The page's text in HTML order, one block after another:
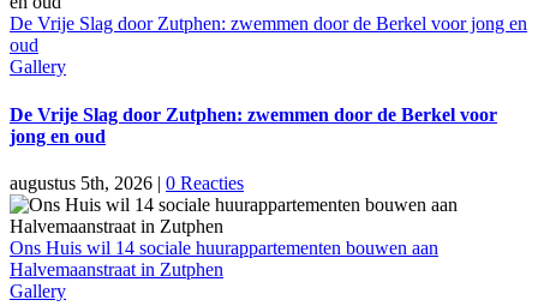
De Vrije Slag door Zutphen: zwemmen door de Berkel voor jong en
oud
Gallery
De Vrije Slag door Zutphen: zwemmen door de Berkel voor
jong en oud
augustus 5th, 2026 | 0 Reacties
Ons Huis wil 14 sociale huurappartementen bouwen aan
Halvemaanstraat in Zutphen
Gallery